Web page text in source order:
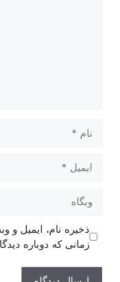
وبگاه
ذخیره نام، ایمیل و
زمانی که دوباره